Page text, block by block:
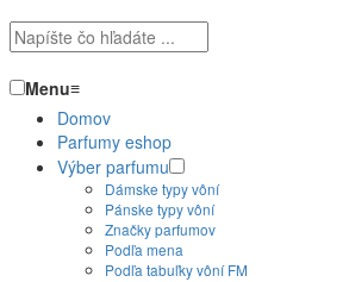
Menu≡
Domov
Parfumy eshop
Výber parfumu
Dámske typy vôní
Pánske typy vôní
Značky parfumov
Podľa mena
Podľa tabuľky vôní FM